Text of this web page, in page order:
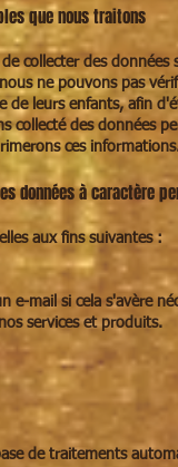
que nous traitons
collecter des
ne pouvons pas
de leurs enfants, afin
collecté des données
ces
données à caractère
aux fins suivantes :
mail si cela s'avère
services et produits.
de traitements